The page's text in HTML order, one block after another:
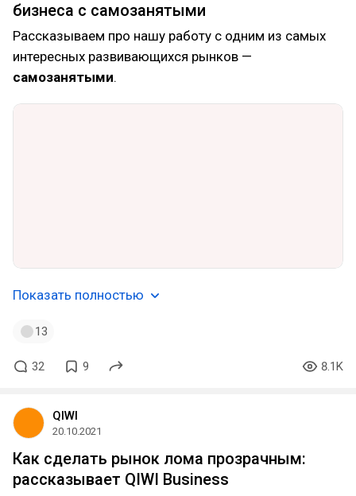
бизнеса с самозанятыми
Рассказываем про нашу работу с одним из самых
интересных развивающихся рынков —
самозанятыми.
Показать полностью
13
32 9 8.1K
QIWI
20.10.2021
Как сделать рынок лома прозрачным:
рассказывает QIWI Business